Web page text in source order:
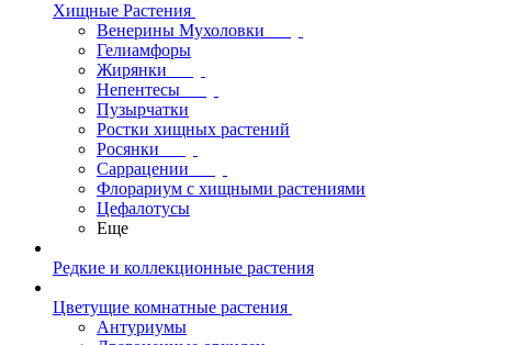
Хищные Растения
Венерины Мухоловки
Гелиамфоры
Жирянки
Непентесы
Пузырчатки
Ростки хищных растений
Росянки
Саррацении
Флорариум с хищными растениями
Цефалотусы
Еще
Редкие и коллекционные растения
Цветущие комнатные растения
Антуриумы